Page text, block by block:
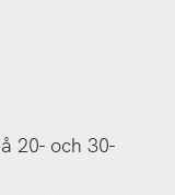
20- och 30-